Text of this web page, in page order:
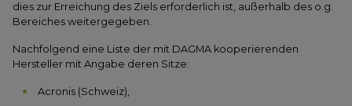
dies zur Erreichung des Ziels erforderlich ist, außerhalb des o.g.
Bereiches weitergegeben.
Nachfolgend eine Liste der mit DAGMA kooperierenden
Hersteller mit Angabe deren Sitze:
Acronis (Schweiz),